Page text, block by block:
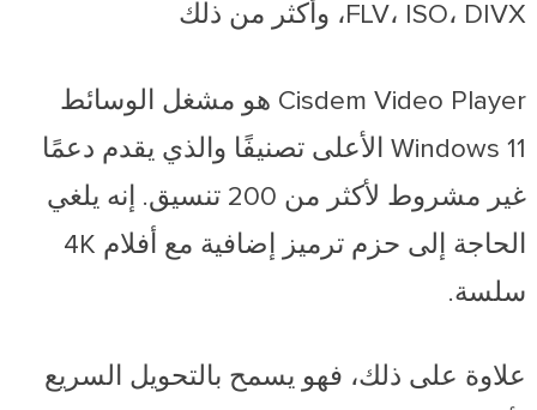
FLV، ISO، DIVX، وأكثر من ذلك
Cisdem Video Player هو مشغل الوسائط
Windows 11 الأعلى تصنيفًا والذي يقدم دعمًا
غير مشروط لأكثر من 200 تنسيق. إنه يلغي
الحاجة إلى حزم ترميز إضافية مع أفلام 4K
سلسة.
علاوة على ذلك، فهو يسمح بالتحويل السريع